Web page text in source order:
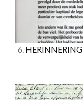
6.